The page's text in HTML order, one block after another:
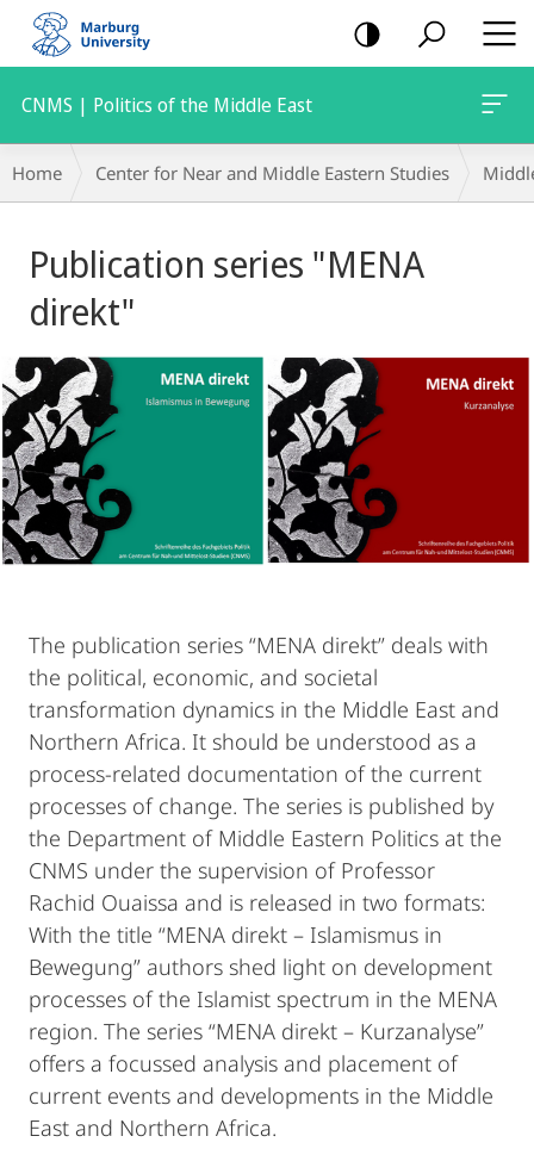
mobile
navigation
CNMS | Politics of the Middle East
Breadcrumb-
Navigation
Home Center for Near and Middle Eastern Studies
Content
Publication series "MENA
direkt"
The publication series “MENA direkt” deals with
the political, economic, and societal
transformation dynamics in the Middle East and
Northern Africa. It should be understood as a
process-related documentation of the current
processes of change. The series is published by
the Department of Middle Eastern Politics at the
CNMS under the supervision of Professor
Rachid Ouaissa and is released in two formats:
With the title “MENA direkt – Islamismus in
Bewegung” authors shed light on development
processes of the Islamist spectrum in the MENA
region. The series “MENA direkt – Kurzanalyse”
offers a focussed analysis and placement of
current events and developments in the Middle
East and Northern Africa.